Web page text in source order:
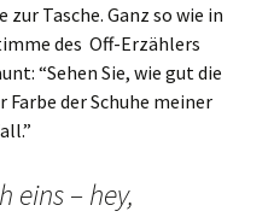
Tasche. Ganz so wie in
des Off-Erzählers
“Sehen Sie, wie gut die
Farbe der Schuhe meiner
eins – hey,